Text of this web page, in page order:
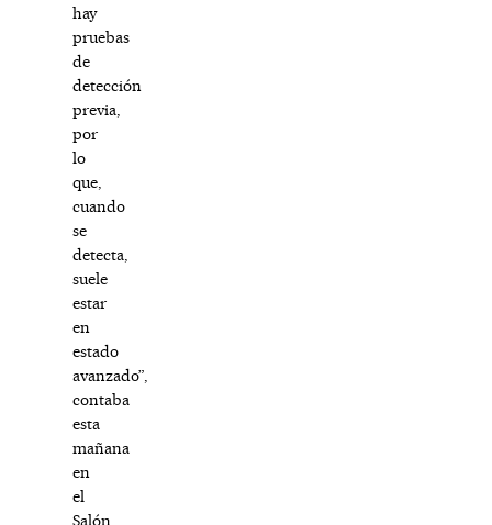
hay
pruebas
de
detección
previa,
por
lo
que,
cuando
se
detecta,
suele
estar
en
estado
avanzado”,
contaba
esta
mañana
en
el
Salón